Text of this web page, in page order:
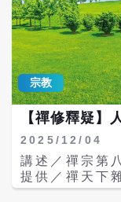
種精神體。一
升，但如果無明，
獄 今生修行決定 精神體還包括
性。靈性是永
們今天生為人
但當色身滅度
記憶體（今生
性，決定我們
在這一生。 西方基督教在祈禱時，都會用手在
當手從左胸畫
界，如果往上
宗教
【禪修釋疑】
2025/12/04
講述／禪宗第八
提供／禪天下雜誌 問：人，為何生而
命的意義到底是什麼？ 答：